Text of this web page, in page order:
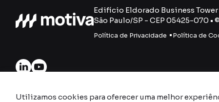
Utilizamos cookies para oferecer uma melhor
Edifício Eldorado Business Tower
São Paulo/SP - CEP 05425-070 •
Política de Privacidade Política de